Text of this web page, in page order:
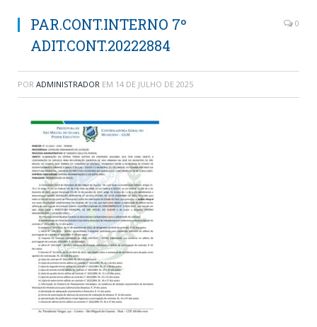
PAR.CONT.INTERNO 7º
ADIT.CONT.20222884
0
POR ADMINISTRADOR EM 14 DE JULHO DE 2025